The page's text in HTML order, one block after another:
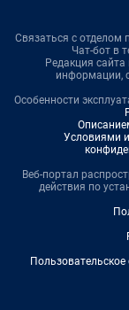
Связаться с отделом
Чат-бот в
Редакция сайта
информации,
Особенности
Условиями
Веб-портал
действия по